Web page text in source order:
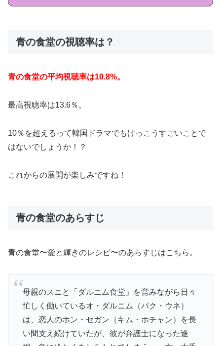
青の食堂の視聴率は？
青の食堂の平均視聴率は10.8%。
最高視聴率は13.6％。
10％を超えるって韓国ドラマでもけっこうすごいことで
はないでしょうか！？
これからの展開が楽しみですね！
青の食堂のあらすじ
青の食堂〜愛と輝きのレシピ〜のあらすじはこちら。
母親のスニと「ダルニム食堂」を営みながら日々
忙しく働いているオ・ダルニム（パク・ウネ）
は、恋人のホン・セガン（キム・ホチャン）を長
い間支え続けていたが、彼が弁護士になった途